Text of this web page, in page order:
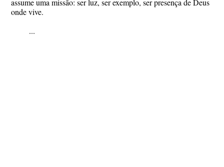
assume uma missão: ser luz, ser exemplo, ser presença de Deus
onde vive.
...